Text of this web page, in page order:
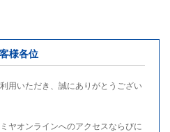
様各位
用いただき、誠にありがとうござい
ヤオンラインへのアクセスならびに